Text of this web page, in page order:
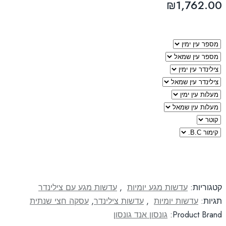
₪1,762.00
קטגוריות:עדשות מגע יומיות ,עדשות מגע עם צילינדר
תגיות:עדשות יומיות ,עדשות צילינדר,עסקה חצי שנתית
Product Brand: גונסון אנד גונסון